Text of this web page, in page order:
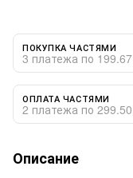
ПОКУПКА ЧАСТЯМИ
3 платежа по 199.67
ОПЛАТА ЧАСТЯМИ
2 платежа по 299.50
Описание